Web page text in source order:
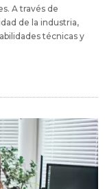
A través de
de la industria,
técnicas y